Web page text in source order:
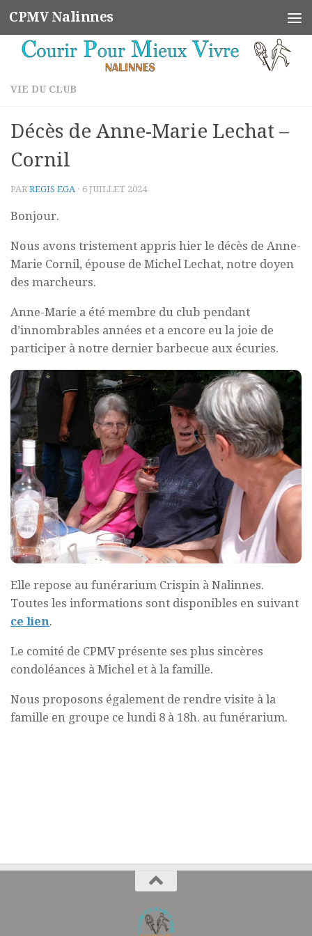
Skip to content
CPMV Nalinnes
VIE DU CLUB
Décès de Anne-Marie Lechat –
Cornil
PAR REGIS EGA · 6 JUILLET 2024
Bonjour.
Nous avons tristement appris hier le décès de Anne-
Marie Cornil, épouse de Michel Lechat, notre doyen
des marcheurs.
Anne-Marie a été membre du club pendant
d’innombrables années et a encore eu la joie de
participer à notre dernier barbecue aux écuries.
Elle repose au funérarium Crispin à Nalinnes.
Toutes les informations sont disponibles en suivant
ce lien.
Le comité de CPMV présente ses plus sincères
condoléances à Michel et à la famille.
Nous proposons également de rendre visite à la
famille en groupe ce lundi 8 à 18h. au funérarium.